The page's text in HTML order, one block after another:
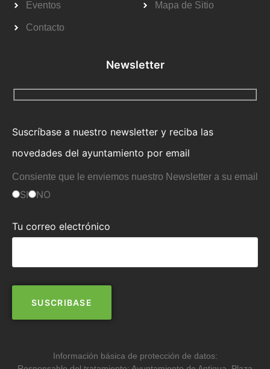
Eventos
Contacto
Mapa de Sitio
Newsletter
Suscríbase a nuestro newsletter y reciba las
novedades del ayuntamiento por email
Consiente que le enviemos nuestro Newsletter a su email
SI NO
Tu correo electrónico
Información básica de protección de datos: